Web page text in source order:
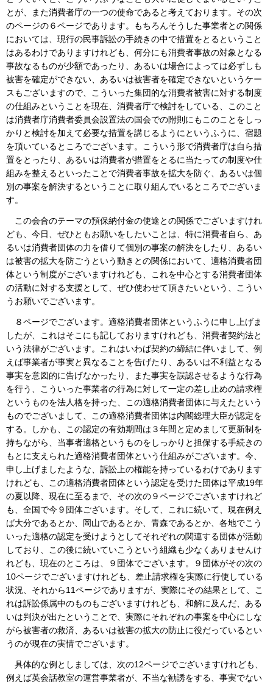
とが、また消費者庁の一つの使命であると考えております。その次
のページの６ページであります。もちろんそうした事業者との関係
においては、現行の民事訴訟の手続きの中で措置をとるということ
はあるわけでありますけれども、何分にも消費者事故の対象となる
事故なるものが少額であったり、あるいは場合によっては必ずしも
被害を確定ができない、あるいは被害者を確定できないというケー
スもございますので、こういった集団的な消費者被害に対する制度
の仕組みということを現在、消費者庁で検討をしている、このこと
は消費者庁消費者委員会設置法の国会での附則にもこのことをしっ
かりと検討を加えて必要な措置を講じるようにというふうに、宿題
を頂いているところでございます。こういう形で消費者庁は自ら措
置をとったり、あるいは消費者が措置をとるに当たっての制度や仕
組みを整えるといったことで消費者事故を拡大を防ぐ、あるいは個
別の事案を解決するということに取り組んでいるところでございま
す。
この会合のテーマの預保納付金の使途との関係でございますけれ
ども、今日、ぜひともお願いをしたいことは、特に消費者自ら、あ
るいは消費者団体の力を借りて個別の事案の解決をしたり、あるい
は被害の拡大を防ごうという動きとの関係において、適格消費者団
体という制度がございますけれども、これを中心とする消費者団体
の活動に対する支援として、ぜひ使わせて頂きたいという、こうい
うお願いでございます。
８ページでございます。適格消費者団体というふうに申し上げま
したが、これはそこにも記しておりますけれども、消費者契約法と
いう法律がございます。これはいわば契約の締結に伴いまして、例
えば事業者が事実と異なることを告げたり、あるいは不利益となる
事実を意図的に告げなかったり、また事実を誤認させるような行為
を行う、こういった事業者の行為に対して一定の差し止めの請求権
というものを法人格を持った、この適格消費者団体に与えたという
ものでございまして、この適格消費者団体は内閣総理大臣が認定を
する。しかも、この認定の有効期間は３年間と定めまして更新制を
持ちながら、当事者適格というものをしっかりと担保する手続きの
もとに支えられた適格消費者団体という仕組みがございます。今、
申し上げましたような、訴訟上の権能を持っているわけであります
けれども、この適格消費者団体という認定を受けた団体は平成19年
の夏以降、現在に至るまで、その次の９ページでございますけれど
も、全国で今９団体ございます。そして、これに続いて、現在例え
ば大分であるとか、岡山であるとか、青森であるとか、各地でこう
いった適格の認定を受けようとしてそれぞれの関連する団体が活動
しており、この後に続いていこうという組織も少なくありませんけ
れども、現在のところは、９団体でございます。９団体がその次の
10ページでございますけれども、差止請求権を実際に行使している
状況、それから11ページでありますが、実際にその結果として、こ
れは訴訟係属中のものもございますけれども、和解に及んだ、ある
いは判決が出たということで、実際にそれぞれの事案を中心にしな
がら被害者の救済、あるいは被害の拡大の防止に役だっているとい
うのが現在の実情でございます。
具体的な例としましては、次の12ページでございますけれども、
例えば英会話教室の運営事業者が、不当な勧誘をする、事実でない